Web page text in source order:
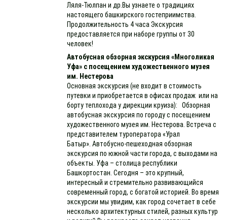
Ляля-Тюлпан и др.Вы узнаете о традициях
настоящего башкирского гостеприимства.
Продолжительность 4 часа Экскурсия
предоставляется при наборе группы от 30
человек!
Автобусная обзорная экскурсия «Многоликая
Уфа» с посещением художественного музея
им. Нестерова
Основная экскурсия (не входит в стоимость
путевки и приобретается в офисах продаж или на
борту теплохода у дирекции круиза): Обзорная
автобусная экскурсия по городу c посещением
художественного музея им. Нестерова. Встреча с
представителем туроператора «Урал
Батыр». Автобусно-пешеходная обзорная
экскурсия по южной части города, с выходами на
объекты. Уфа – столица республики
Башкортостан. Сегодня – это крупный,
интересный и стремительно развивающийся
современный город, с богатой историей. Во время
экскурсии мы увидим, как город сочетает в себе
несколько архитектурных стилей, разных культур